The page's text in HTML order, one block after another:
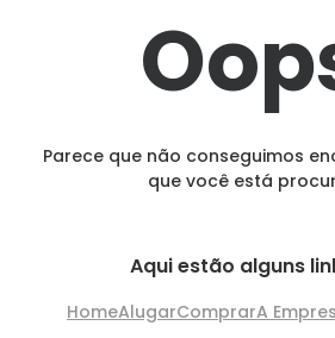
Parece que não conseguimos
que você está
Aqui estão alguns
HomeAlugarComprarA